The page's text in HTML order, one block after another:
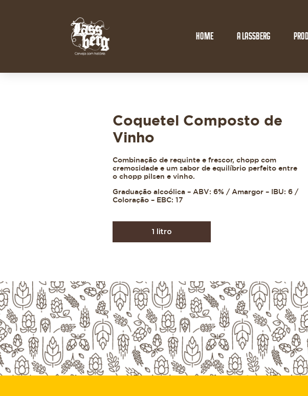
HOME A LASSBERG
Coquetel Composto de
Vinho
Combinação de requinte e frescor, chopp com
cremosidade e um sabor de equilíbrio perfeito entre
o chopp pilsen e vinho.
Graduação alcoólica – ABV: 6% / Amargor – IBU: 6 /
Coloração – EBC: 17
1 litro